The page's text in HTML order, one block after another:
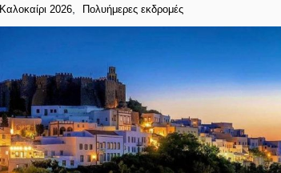
Καλοκαίρι 2026 Πολυήμερες εκδρομές